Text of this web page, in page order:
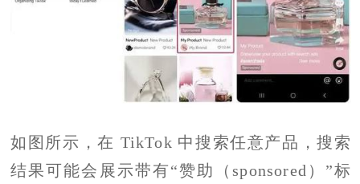
如图所示，在 TikTok 中搜索任意产品，搜索
结果可能会展示带有“赞助（sponsored）”标